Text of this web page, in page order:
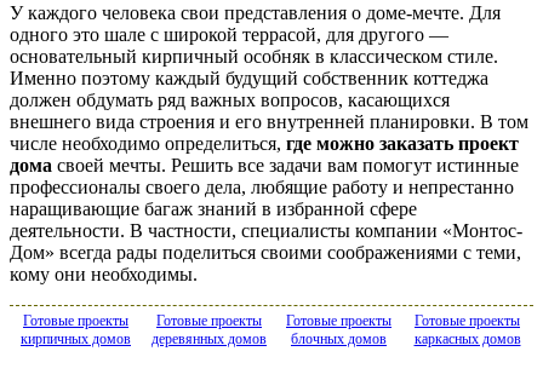
У каждого человека свои представления о доме-мечте. Для
одного это шале с широкой террасой, для другого —
основательный кирпичный особняк в классическом стиле.
Именно поэтому каждый будущий собственник коттеджа
должен обдумать ряд важных вопросов, касающихся
внешнего вида строения и его внутренней планировки. В том
числе необходимо определиться, где можно заказать проект
дома своей мечты. Решить все задачи вам помогут истинные
профессионалы своего дела, любящие работу и непрестанно
наращивающие багаж знаний в избранной сфере
деятельности. В частности, специалисты компании «Монтос-
Дом» всегда рады поделиться своими соображениями с теми,
кому они необходимы.
Готовые проекты
кирпичных домов
Готовые проекты
деревянных домов
Готовые проекты
блочных домов
Готовые проекты
каркасных домов